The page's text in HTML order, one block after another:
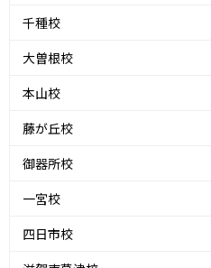
千種校
大曽根校
本山校
藤が丘校
御器所校
一宮校
四日市校